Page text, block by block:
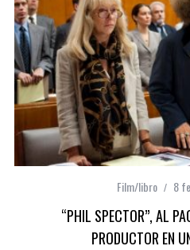
Film/libro 8
“PHIL SPECTOR”, AL
PRODUCTOR EN